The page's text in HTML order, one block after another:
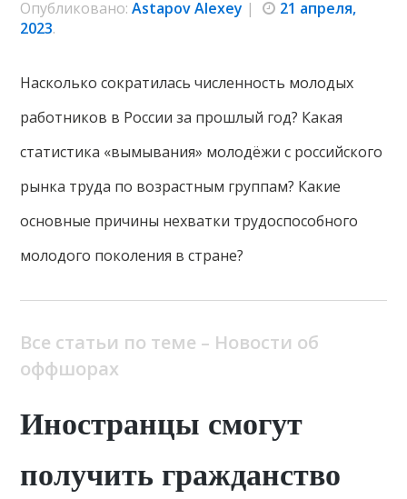
Опубликовано:Astapov Alexey |
21 апреля,
2023.
Насколько сократилась численность молодых
работников в России за прошлый год? Какая
статистика «вымывания» молодёжи с российского
рынка труда по возрастным группам? Какие
основные причины нехватки трудоспособного
молодого поколения в стране?
Все статьи по теме – Новости об
оффшорах
Иностранцы смогут
получить гражданство